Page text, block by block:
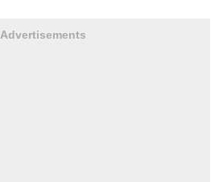
Advertisements